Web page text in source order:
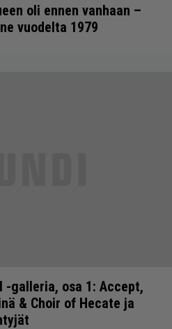
oli ennen vanhaan –
vuodelta 1979
galleria, osa 1: Accept,
& Choir of Hecate ja